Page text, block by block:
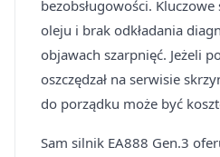
bezobsługowości.
oleju i brak odkładania
objawach szarpnięć. Jeżeli
oszczędzał na serwisie
do porządku może być
Sam silnik EA888 Gen.3